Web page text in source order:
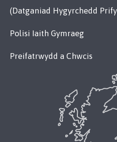
(Datganiad Hygyrchedd
Polisi Iaith Gymraeg
Preifatrwydd a Chwcis